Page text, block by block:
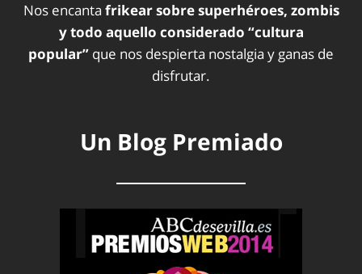
Nos encanta frikear sobre superhéroes, zombis
y todo aquello considerado “cultura
popular” que nos despierta nostalgia y ganas de
disfrutar.
Un Blog Premiado